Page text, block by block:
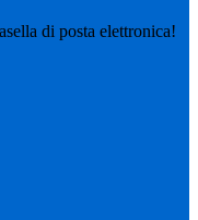
di posta elettronica!